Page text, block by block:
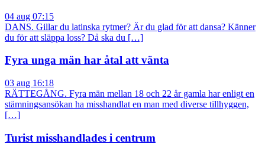
04 aug 07:15
DANS. Gillar du latinska rytmer? Är du glad för att dansa? Känner
du för att släppa loss? Då ska du […]
Fyra unga män har åtal att vänta
03 aug 16:18
RÄTTEGÅNG. Fyra män mellan 18 och 22 år gamla har enligt en
stämningsansökan ha misshandlat en man med diverse tillhyggen,
[…]
Turist misshandlades i centrum